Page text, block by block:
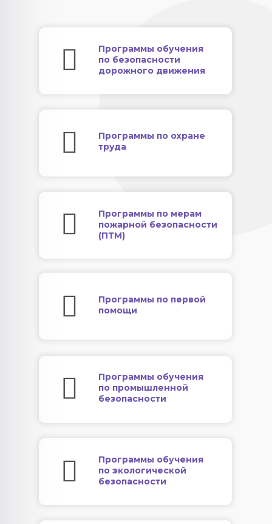
Программы обучения
по безопасности
дорожного движения
Программы по охране
труда
Программы по мерам
пожарной безопасности
(ПТМ)
Программы по первой
помощи
Программы обучения
по промышленной
безопасности
Программы обучения
по экологической
безопасности